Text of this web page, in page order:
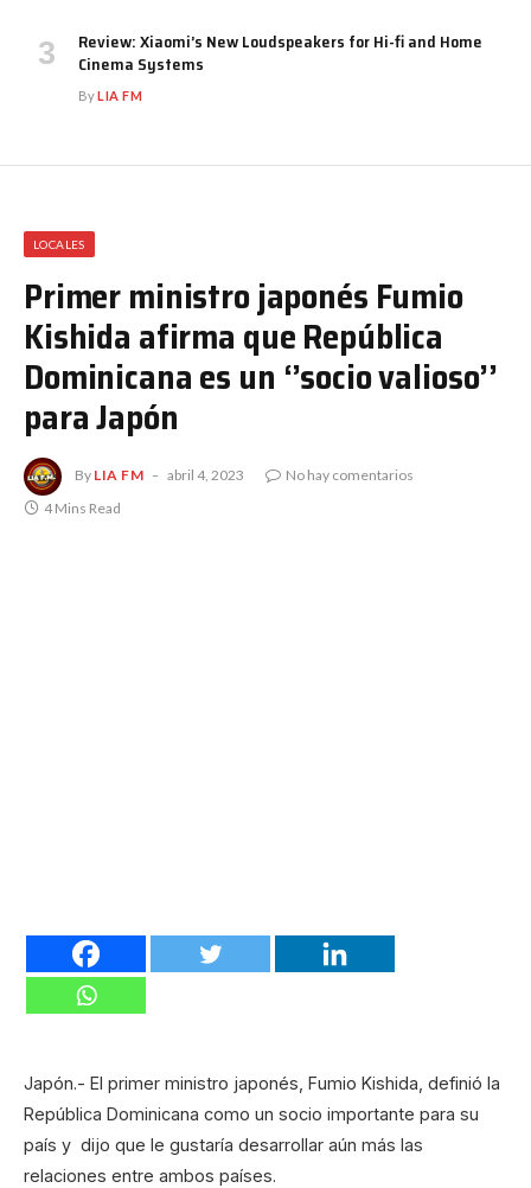
Review: Xiaomi’s New Loudspeakers for Hi-fi and Home
Cinema Systems
ByLIA FM
LOCALES
Primer ministro japonés Fumio
Kishida afirma que República
Dominicana es un ‘’socio valioso’’
para Japón
By LIA FM abril 4, 2023
No hay comentarios
4 Mins Read
Japón.- El primer ministro japonés, Fumio Kishida, definió la
República Dominicana como un socio importante para su
país y dijo que le gustaría desarrollar aún más las
relaciones entre ambos países.